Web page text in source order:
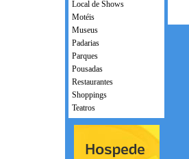
Local de Shows
Motéis
Museus
Padarias
Parques
Pousadas
Restaurantes
Shoppings
Teatros